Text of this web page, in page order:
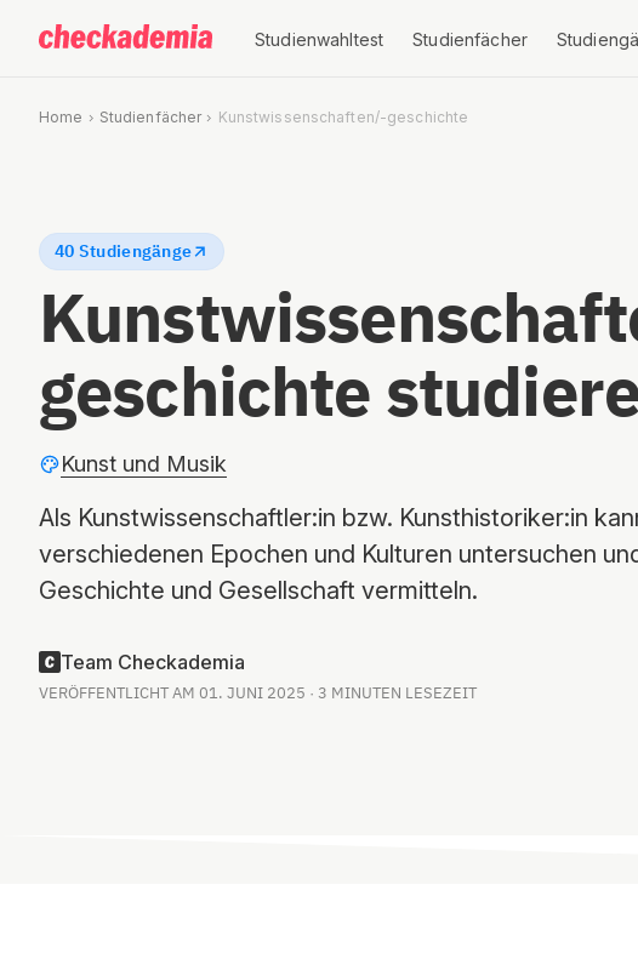
Studienwahltest Studienfächer
Home Studienfächer Kunstwissenschaften/-geschichte
40 Studiengänge
geschichte
Kunst und Musik
Als Kunstwissenschaftler:in bzw. Kunsthistoriker:in
verschiedenen Epochen und Kulturen untersuchen
Geschichte und Gesellschaft vermitteln.
Team Checkademia
VERÖFFENTLICHT AM 01. JUNI 2025 · 3 MINUTEN LESEZEIT